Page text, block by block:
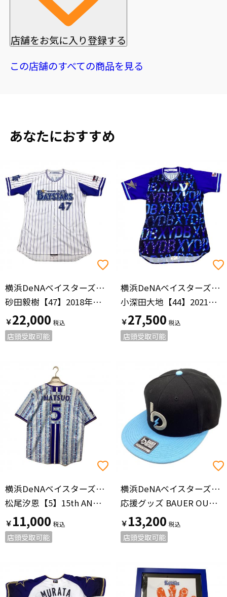
店舗をお気に入り登録する
この店舗のすべての商品を見る
あなたにおすすめ
横浜DeNAベイスターズ（ヨコハマディーエヌエーベイスターズ）
砂田毅樹【47】2018年ホーム
￥22,000
店頭受取可能
横浜DeNAベイスターズ（ヨコハマディーエヌエーベイスターズ）
小深田大地【44】2021スターナイト
￥27,500
店頭受取可能
横浜DeNAベイスターズ（ヨコハマディーエヌエーベイスターズ）
松尾汐恩【5】15th ANNIVERSARY 応援グッズ SIZE O スカイブルー
￥11,000
店頭受取可能
横浜DeNAベイスターズ（ヨコハマディーエヌエーベイスターズ）
応援グッズ BAUER OUTAGE ブラック×ブルー
￥13,200
店頭受取可能